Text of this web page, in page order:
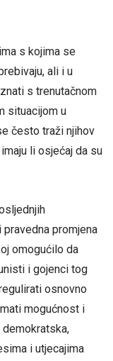
s kojima se
ali i u
s trenutačnom
situacijom u
često traži njihov
li osjećaj da su
promjena
omogućilo da
i gojenci tog
osnovno
mogućnost i
i utjecajima